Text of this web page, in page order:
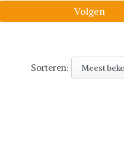
de leukste items met vrienden
Volgen
Sorteren: